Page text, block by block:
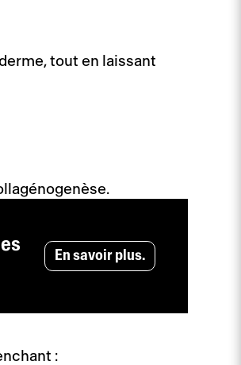
tout en laissant
En savoir plus.
: